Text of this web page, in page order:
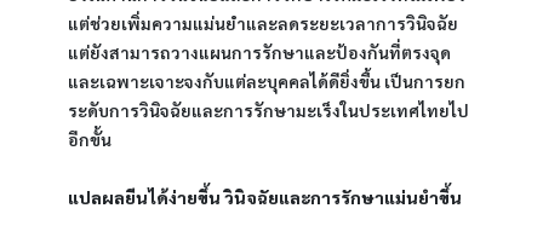
แต่ช่วยเพิ่มความแม่นยำและลดระยะเวลาการวินิจฉัย
แต่ยังสามารถวางแผนการรักษาและป้องกันที่ตรงจุด
และเฉพาะเจาะจงกับแต่ละบุคคลได้ดียิ่งขึ้น เป็นการยก
ระดับการวินิจฉัยและการรักษามะเร็งในประเทศไทยไป
อีกขั้น
แปลผลยีนได้ง่ายขึ้น วินิจฉัยและการรักษาแม่นยำขึ้น